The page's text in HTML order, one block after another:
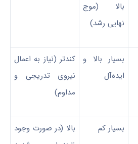
بالا (موج
نهایی رشد)
بسیار بالا و
ایده‌آل
کندتر (نیاز به اعمال
نیروی تدریجی و
مداوم)
بسیار کم
بالا (در صورت وجود